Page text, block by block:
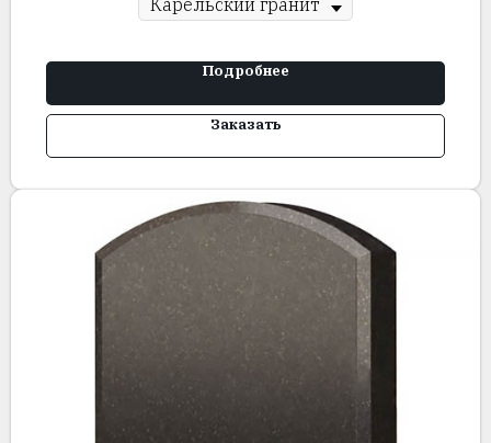
Подробнее
Заказать